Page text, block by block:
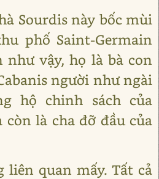
Sourdis này bốc mùi
phố Saint-Germain
như vậy, họ là bà con
người như ngài
hộ chinh sách của
còn là cha đỡ đầu của
liên quan mấy. Tất cả